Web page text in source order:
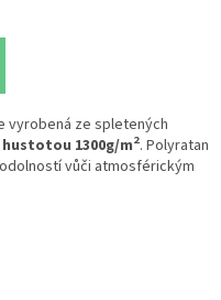
vyrobená ze spletených
hustotou 1300g/m2. Polyratan
vůči atmosférickým